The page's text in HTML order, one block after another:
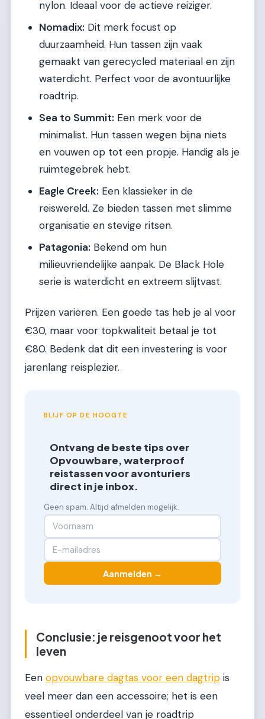
nylon. Ideaal voor de actieve reiziger.
Nomadix: Dit merk focust op
duurzaamheid. Hun tassen zijn vaak
gemaakt van gerecycled materiaal en zijn
waterdicht. Perfect voor de avontuurlijke
roadtrip.
Sea to Summit: Een merk voor de
minimalist. Hun tassen wegen bijna niets
en vouwen op tot een propje. Handig als je
ruimtegebrek hebt.
Eagle Creek: Een klassieker in de
reiswereld. Ze bieden tassen met slimme
organisatie en stevige ritsen.
Patagonia: Bekend om hun
milieuvriendelijke aanpak. De Black Hole
serie is waterdicht en extreem slijtvast.
Prijzen variëren. Een goede tas heb je al voor
€30, maar voor topkwaliteit betaal je tot
€80. Bedenk dat dit een investering is voor
jarenlang reisplezier.
BLIJF OP DE HOOGTE
Ontvang de beste tips over
Opvouwbare, waterproof
reistassen voor avonturiers
direct in je inbox.
Geen spam. Altijd afmelden mogelijk.
Aanmelden →
Conclusie: je reisgenoot voor het
leven
Een opvouwbare dagtas voor een dagtrip is
veel meer dan een accessoire; het is een
essentieel onderdeel van je roadtrip